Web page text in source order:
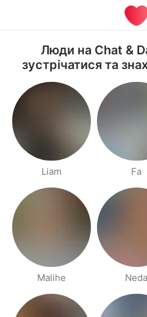
Люди на Chat &
зустрічатися та
Liam Fa
Malihe Neda